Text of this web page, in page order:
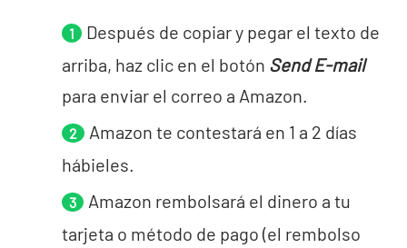
Después de copiar y pegar el texto de
arriba, haz clic en el botón Send E-mail
para enviar el correo a Amazon.
Amazon te contestará en 1 a 2 días
hábieles.
Amazon rembolsará el dinero a tu
tarjeta o método de pago (el rembolso